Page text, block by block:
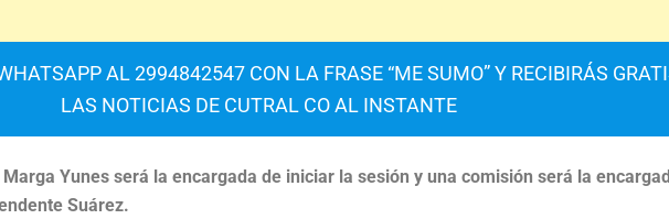
AL 2994842547 CON LA FRASE “ME SUMO” Y RECIBIRÁS
LAS NOTICIAS DE CUTRAL CO AL INSTANTE
Marga Yunes será la encargada de iniciar la sesión y una comisión será la
Suárez.